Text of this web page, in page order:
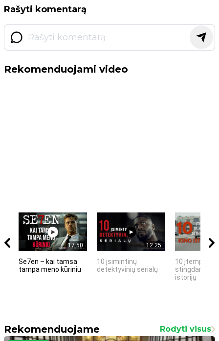
Rašyti komentarą
Rekomenduojami video
17:50
Se7en – kai tamsa
tampa meno kūriniu
12:25
10 įsimintinų
detektyvinių serialų
10 įtemptų,
stingdančių
istorijų
Rekomenduojame Rodyti visus